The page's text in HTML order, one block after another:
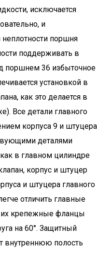
исключается
и
поршня
поддерживать в
поршнем 36 избыточное
установкой в
как это делается в
Все детали главного
корпуса 9 и штуцера
деталями
в главном цилиндре
корпус и штуцер
и штуцера главного
отличить главные
их крепежные фланцы
на 60°. Защитный
внутреннюю полость